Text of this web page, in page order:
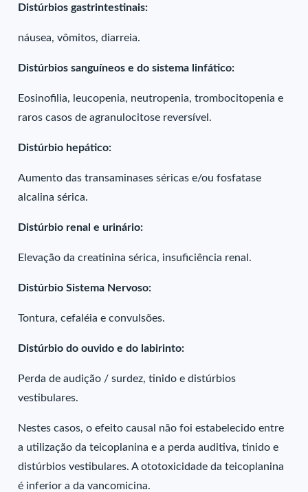
Distúrbios gastrintestinais:
náusea, vômitos, diarreia.
Distúrbios sanguíneos e do sistema linfático:
Eosinofilia, leucopenia, neutropenia, trombocitopenia e
raros casos de agranulocitose reversível.
Distúrbio hepático:
Aumento das transaminases séricas e/ou fosfatase
alcalina sérica.
Distúrbio renal e urinário:
Elevação da creatinina sérica, insuficiência renal.
Distúrbio Sistema Nervoso:
Tontura, cefaléia e convulsões.
Distúrbio do ouvido e do labirinto:
Perda de audição / surdez, tinido e distúrbios
vestibulares.
Nestes casos, o efeito causal não foi estabelecido entre
a utilização da teicoplanina e a perda auditiva, tinido e
distúrbios vestibulares. A ototoxicidade da teicoplanina
é inferior a da vancomicina.